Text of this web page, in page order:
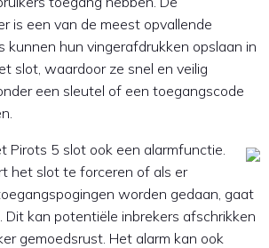
is een van de meest opvallende
kunnen hun vingerafdrukken opslaan in
slot, waardoor ze snel en veilig
een sleutel of een toegangscode
Pirots 5 slot ook een alarmfunctie.
het slot te forceren of als er
worden gedaan, gaat
Dit kan potentiële inbrekers afschrikken
gemoedsrust. Het alarm kan ook